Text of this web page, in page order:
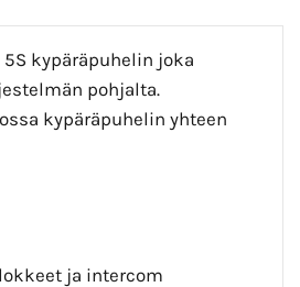
kypäräpuhelin joka
pohjalta.
kypäräpuhelin yhteen
ja intercom